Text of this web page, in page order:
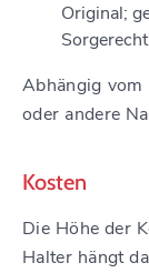
Original;
Abhängig vom
oder andere
Kosten
Die Höhe der
Halter hängt